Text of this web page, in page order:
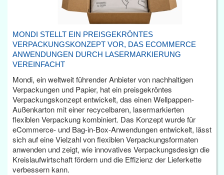
MONDI STELLT EIN PREISGEKRÖNTES
VERPACKUNGSKONZEPT VOR, DAS ECOMMERCE
ANWENDUNGEN DURCH LASERMARKIERUNG
VEREINFACHT
Mondi, ein weltweit führender Anbieter von nachhaltigen
Verpackungen und Papier, hat ein preisgekröntes
Verpackungskonzept entwickelt, das einen Wellpappen-
Außenkarton mit einer recycelbaren, lasermarkierten
flexiblen Verpackung kombiniert. Das Konzept wurde für
eCommerce- und Bag-in-Box-Anwendungen entwickelt, lässt
sich auf eine Vielzahl von flexiblen Verpackungsformaten
anwenden und zeigt, wie innovatives Verpackungsdesign die
Kreislaufwirtschaft fördern und die Effizienz der Lieferkette
verbessern kann.